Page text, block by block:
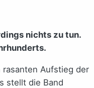
nichts zu tun.
Aufstieg der
stellt die Band